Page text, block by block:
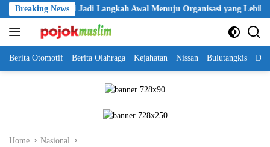
Skip
to
content
Breaking News
Polri Jadi Langkah Awal Menuju Organisasi yang Lebih Modern
Berita Otomotif Berita Olahraga Kejahatan Nissan Bulutangkis
Home Nasional